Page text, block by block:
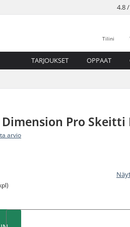
4.8
Tilini
TARJOUKSET OPPAAT
Pro Skeitti
arvio